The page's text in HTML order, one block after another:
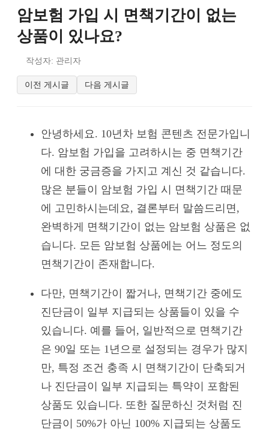
암보험 가입 시 면책기간이 없는
상품이 있나요?
작성자: 관리자
이전 게시글 다음 게시글
안녕하세요. 10년차 보험 콘텐츠 전문가입니
다. 암보험 가입을 고려하시는 중 면책기간
에 대한 궁금증을 가지고 계신 것 같습니다.
많은 분들이 암보험 가입 시 면책기간 때문
에 고민하시는데요, 결론부터 말씀드리면,
완벽하게 면책기간이 없는 암보험 상품은 없
습니다. 모든 암보험 상품에는 어느 정도의
면책기간이 존재합니다.
다만, 면책기간이 짧거나, 면책기간 중에도
진단금이 일부 지급되는 상품들이 있을 수
있습니다. 예를 들어, 일반적으로 면책기간
은 90일 또는 1년으로 설정되는 경우가 많지
만, 특정 조건 충족 시 면책기간이 단축되거
나 진단금이 일부 지급되는 특약이 포함된
상품도 있습니다. 또한 질문하신 것처럼 진
단금이 50%가 아닌 100% 지급되는 상품도